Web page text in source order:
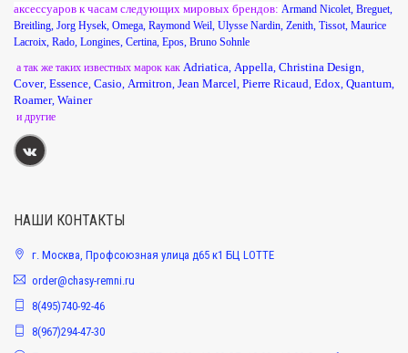
аксессуаров к часам следующих мировых брендов: Armand Nicolet Breguet
Breitling Jorg Hysek Omega Raymond Weil Ulysse Nardin Zenith Tissot Maurice
Lacroix Rado Longines Certina Epos Bruno Sohnle
а так же таких известных марок как Adriatica Appella Christina Design
Cover, Essence Casio Armitron Jean Marcel Pierre Ricaud Edox Quantum
Roamer, Wainer
и другие
НАШИ КОНТАКТЫ
г. Москва, Профсоюзная улица д65 к1 БЦ LOTTE
order@chasy-remni.ru
8(495)740-92-46
8(967)294-47-30